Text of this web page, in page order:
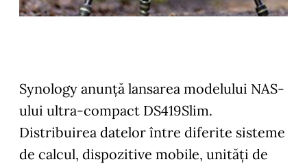
Synology anunță lansarea modelului NAS-
ului ultra-compact DS419Slim.
Distribuirea datelor între diferite sisteme
de calcul, dispozitive mobile, unități de